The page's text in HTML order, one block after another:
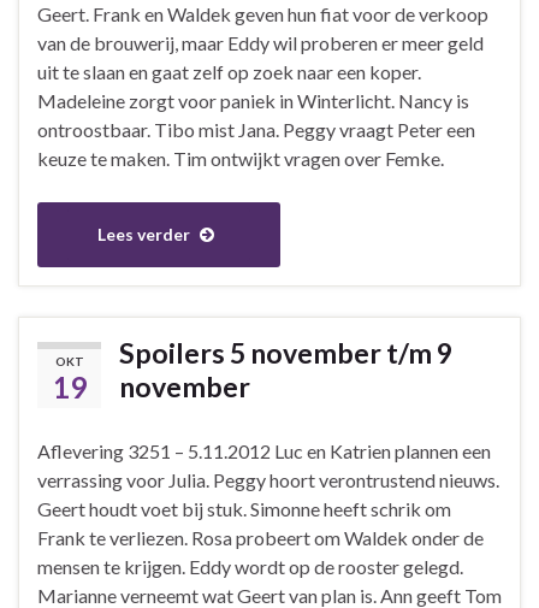
Geert. Frank en Waldek geven hun fiat voor de verkoop
van de brouwerij, maar Eddy wil proberen er meer geld
uit te slaan en gaat zelf op zoek naar een koper.
Madeleine zorgt voor paniek in Winterlicht. Nancy is
ontroostbaar. Tibo mist Jana. Peggy vraagt Peter een
keuze te maken. Tim ontwijkt vragen over Femke.
Lees verder
OKT
19
Spoilers 5 november t/m 9
november
Aflevering 3251 – 5.11.2012 Luc en Katrien plannen een
verrassing voor Julia. Peggy hoort verontrustend nieuws.
Geert houdt voet bij stuk. Simonne heeft schrik om
Frank te verliezen. Rosa probeert om Waldek onder de
mensen te krijgen. Eddy wordt op de rooster gelegd.
Marianne verneemt wat Geert van plan is. Ann geeft Tom